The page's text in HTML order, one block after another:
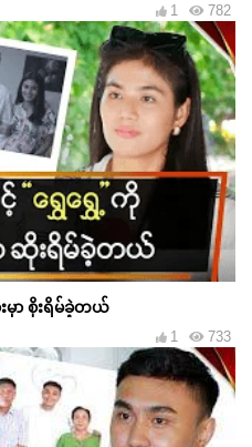
782
1
ာ စိုးရိမ်ခဲ့တယ်
733
1